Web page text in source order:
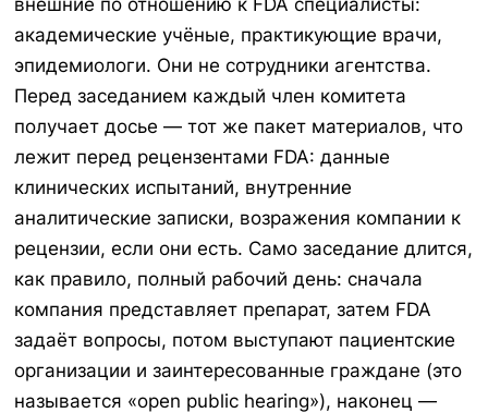
академические учёные, практикующие врачи,
эпидемиологи. Они не сотрудники агентства.
Перед заседанием каждый член комитета
получает досье — тот же пакет материалов, что
лежит перед рецензентами FDA: данные
клинических испытаний, внутренние
аналитические записки, возражения компании к
рецензии, если они есть. Само заседание длится,
как правило, полный рабочий день: сначала
компания представляет препарат, затем FDA
задаёт вопросы, потом выступают пациентские
организации и заинтересованные граждане (это
называется «open public hearing»), наконец —